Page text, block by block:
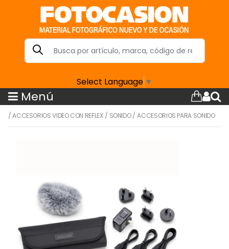
Select Language ▼
Menú
/ACCESORIOS VIDEO CON REFLEX/ SONIDO/ACCESORIOS PARA SONIDO